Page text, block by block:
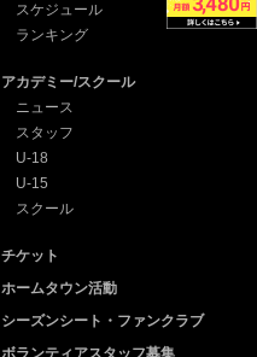
スケジュール
ランキング
アカデミー/スクール
ニュース
スタッフ
U-18
U-15
スクール
チケット
ホームタウン活動
シーズンシート・ファンクラブ